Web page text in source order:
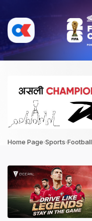
Home Page›Sports›Football